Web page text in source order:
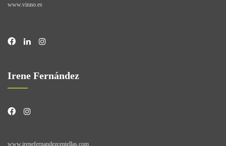
www.vinno.es
Irene Fernández
www.irenefernandezcentellas.com